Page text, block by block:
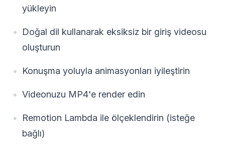
yükleyin
Doğal dil kullanarak eksiksiz bir giriş videosu
oluşturun
Konuşma yoluyla animasyonları iyileştirin
Videonuzu MP4'e render edin
Remotion Lambda ile ölçeklendirin (isteğe
bağlı)